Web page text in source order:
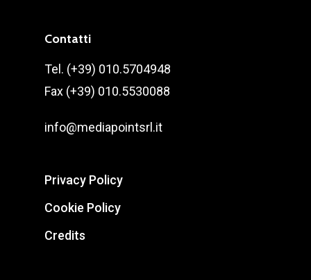
Contatti
Tel. (+39) 010.5704948
Fax (+39) 010.5530088
info@mediapointsrl.it
Privacy Policy
Cookie Policy
Credits